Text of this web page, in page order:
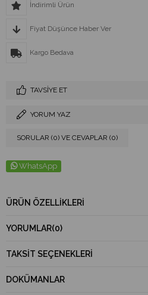
İndirimli Ürün
Fiyat Düşünce Haber Ver
Kargo Bedava
TAVSIYE ET
YORUM YAZ
SORULAR (0) VE CEVAPLAR (0)
WhatsApp
ÜRÜN ÖZELLIKLERI
YORUMLAR(0)
TAKSIT SEÇENEKLERI
DOKÜMANLAR